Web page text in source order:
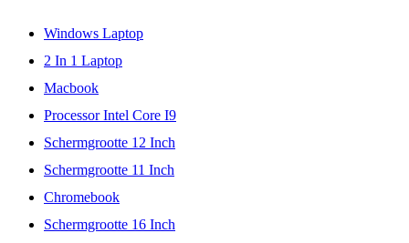
Windows Laptop
2 In 1 Laptop
Macbook
Processor Intel Core I9
Schermgrootte 12 Inch
Schermgrootte 11 Inch
Chromebook
Schermgrootte 16 Inch